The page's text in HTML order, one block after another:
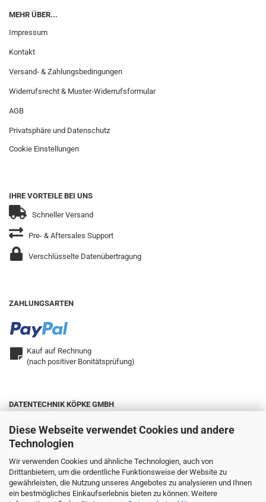
Diese Webseite verwendet Cookies und andere
Technologien
Wir verwenden Cookies und ähnliche Technologien, auch von
Drittanbietern, um die ordentliche Funktionsweise der Website zu
gewährleisten, die Nutzung unseres Angebotes zu analysieren und Ihnen
ein bestmögliches Einkaufserlebnis bieten zu können. Weitere
MEHR ÜBER...
Impressum
Kontakt
Versand- & Zahlungsbedingungen
Widerrufsrecht & Muster-Widerrufsformular
AGB
Privatsphäre und Datenschutz
Cookie Einstellungen
IHRE VORTEILE BEI UNS
Schneller Versand
Pre- & Aftersales Support
Verschlüsselte Datenübertragung
ZAHLUNGSARTEN
Kauf auf Rechnung
(nach positiver Bonitätsprüfung)
DATENTECHNIK KÖPKE GMBH
42657 Solingen
Telefon: 0212.22321-0
Fax: 0212.22321-25